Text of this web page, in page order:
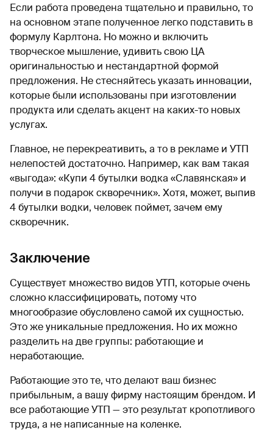
Если работа проведена тщательно и правильно, то
на основном этапе полученное легко подставить в
формулу Карлтона. Но можно и включить
творческое мышление, удивить свою ЦА
оригинальностью и нестандартной формой
предложения. Не стесняйтесь указать инновации,
которые были использованы при изготовлении
продукта или сделать акцент на каких-то новых
услугах.
Главное, не перекреативить, а то в рекламе и УТП
нелепостей достаточно. Например, как вам такая
«выгода»: «Купи 4 бутылки водка «Славянская» и
получи в подарок скворечник». Хотя, может, выпив
4 бутылки водки, человек поймет, зачем ему
скворечник.
Заключение
Существует множество видов УТП, которые очень
сложно классифицировать, потому что
многообразие обусловлено самой их сущностью.
Это же уникальные предложения. Но их можно
разделить на две группы: работающие и
неработающие.
Работающие это те, что делают ваш бизнес
прибыльным, а вашу фирму настоящим брендом. И
все работающие УТП — это результат кропотливого
труда, а не написанные на коленке.